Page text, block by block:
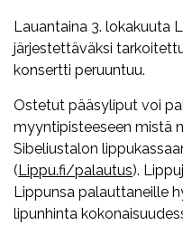
Lauantaina 3. lokakuuta
järjestettäväksi
konsertti peruuntuu.
Ostetut pääsyliput voi
myyntipisteeseen mistä
Sibeliustalon
(Lippu.fi/palautus).
Lippunsa palauttaneille
lipunhinta